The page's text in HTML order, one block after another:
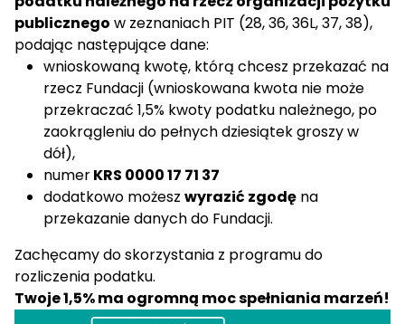
publicznego w zeznaniach PIT (28, 36, 36L, 37, 38),
podając następujące dane:
wnioskowaną kwotę, którą chcesz przekazać na
rzecz Fundacji (wnioskowana kwota nie może
przekraczać 1,5% kwoty podatku należnego, po
zaokrągleniu do pełnych dziesiątek groszy w
dół),
numerKRS 0000 17 71 37
dodatkowo możesz wyrazić zgodę na
przekazanie danych do Fundacji.
Zachęcamy do skorzystania z programu do
rozliczenia podatku.
Twoje 1,5% ma ogromną moc spełniania marzeń!